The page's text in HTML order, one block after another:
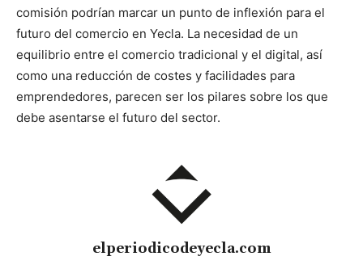
comisión podrían marcar un punto de inflexión para el
futuro del comercio en Yecla. La necesidad de un
equilibrio entre el comercio tradicional y el digital, así
como una reducción de costes y facilidades para
emprendedores, parecen ser los pilares sobre los que
debe asentarse el futuro del sector.
elperiodicodeyecla.com